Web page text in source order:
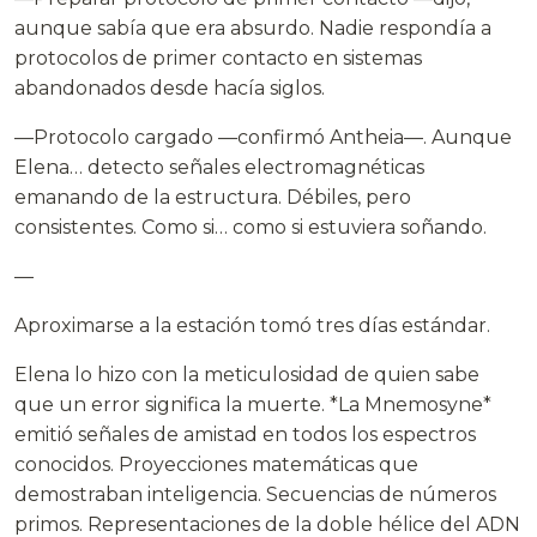
aunque sabía que era absurdo. Nadie respondía a
protocolos de primer contacto en sistemas
abandonados desde hacía siglos.
—Protocolo cargado —confirmó Antheia—. Aunque
Elena… detecto señales electromagnéticas
emanando de la estructura. Débiles, pero
consistentes. Como si… como si estuviera soñando.
—
Aproximarse a la estación tomó tres días estándar.
Elena lo hizo con la meticulosidad de quien sabe
que un error significa la muerte. *La Mnemosyne*
emitió señales de amistad en todos los espectros
conocidos. Proyecciones matemáticas que
demostraban inteligencia. Secuencias de números
primos. Representaciones de la doble hélice del ADN